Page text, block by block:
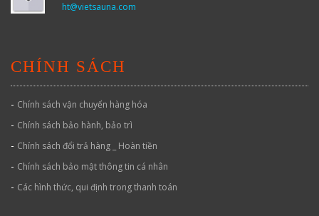
ht@vietsauna.com
CHÍNH SÁCH
- Chính sách vận chuyển hàng hóa
- Chính sách bảo hành, bảo trì
- Chính sách đổi trả hàng _ Hoàn tiền
- Chính sách bảo mật thông tin cá nhân
- Các hình thức, qui định trong thanh toán